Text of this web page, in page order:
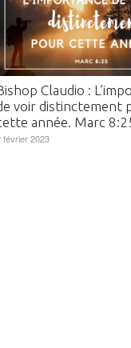
Claudio :
voir distinctement
année. Marc
février 2023